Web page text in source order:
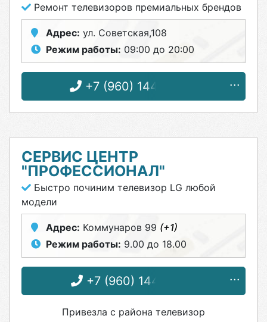
Ремонт телевизоров премиальных брендов
Адрес: ул. Советская,108
Режим работы: 09:00 до 20:00
+7 (960) 144-57-03
СЕРВИС ЦЕНТР
"ПРОФЕССИОНАЛ"
Быстро починим телевизор LG любой
модели
Адрес: Коммунаров 99 (+1)
Режим работы: 9.00 до 18.00
+7 (960) 144-75-91
Привезла с района телевизор